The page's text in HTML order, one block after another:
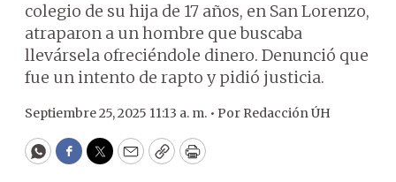
colegio de su hija de 17 años, en San Lorenzo,
atraparon a un hombre que buscaba
llevársela ofreciéndole dinero. Denunció que
fue un intento de rapto y pidió justicia.
Septiembre 25, 2025 11:13 a. m. • Por Redacción ÚH
WhatsApp
Facebook
Twitter
EmailCopyPrint